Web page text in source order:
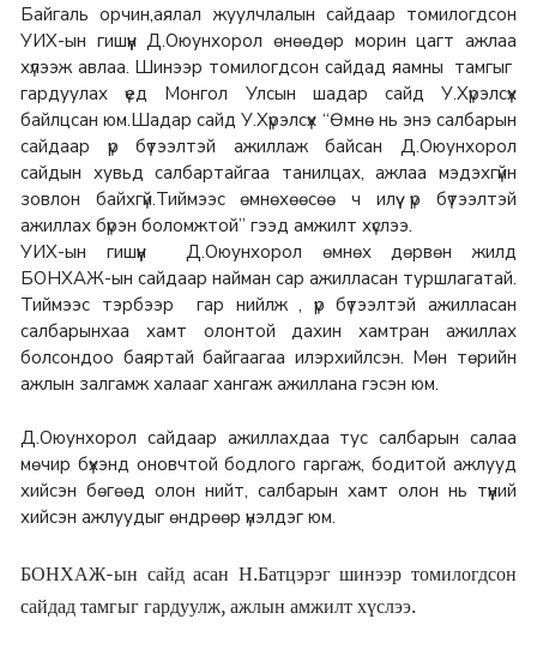
Байгаль орчин,аялал жуулчлалын сайдаар томилогдсон
УИХ-ын гишүүн Д.Оюунхорол өнөөдөр морин цагт ажлаа
хүлээж авлаа. Шинээр томилогдсон сайдад яамны тамгыг
гардуулах үед Монгол Улсын шадар сайд У.Хүрэлсүх
байлцсан юм.Шадар сайд У.Хүрэлсүх “Өмнө нь энэ салбарын
сайдаар үр бүтээлтэй ажиллаж байсан Д.Оюунхорол
сайдын хувьд салбартайгаа танилцах, ажлаа мэдэхгүйн
зовлон байхгүй.Тиймээс өмнөхөөсөө ч илүү үр бүтээлтэй
ажиллах бүрэн боломжтой” гээд амжилт хүслээ.
УИХ-ын гишүүн Д.Оюунхорол өмнөх дөрвөн жилд
БОНХАЖ-ын сайдаар найман сар ажилласан туршлагатай.
Тиймээс тэрбээр гар нийлж , үр бүтээлтэй ажилласан
салбарынхаа хамт олонтой дахин хамтран ажиллах
болсондоо баяртай байгаагаа илэрхийлсэн. Мөн төрийн
ажлын залгамж халааг хангаж ажиллана гэсэн юм.
Д.Оюунхорол сайдаар ажиллахдаа тус салбарын салаа
мөчир бүхэнд оновчтой бодлого гаргаж, бодитой ажлууд
хийсэн бөгөөд олон нийт, салбарын хамт олон нь түүний
хийсэн ажлуудыг өндрөөр үнэлдэг юм.
БОНХАЖ-ын сайд асан Н.Батцэрэг шинээр томилогдсон
сайдад тамгыг гардуулж, ажлын амжилт хүслээ.